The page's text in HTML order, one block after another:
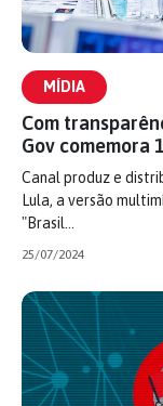
MÍDIA
Com
Gov comemora
Canal produz e
Lula, a versão
"Brasil…
25/07/2024